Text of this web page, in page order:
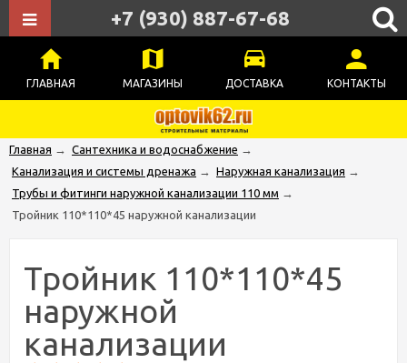
ГЛАВНАЯ МАГАЗИНЫ ДОСТАВКА КОНТАКТЫ
+7 (930) 887-67-68
Главная → Сантехника и водоснабжение →
Канализация и системы дренажа → Наружная канализация →
Трубы и фитинги наружной канализации 110 мм →
Тройник 110*110*45 наружной канализации
Тройник 110*110*45
наружной
канализации